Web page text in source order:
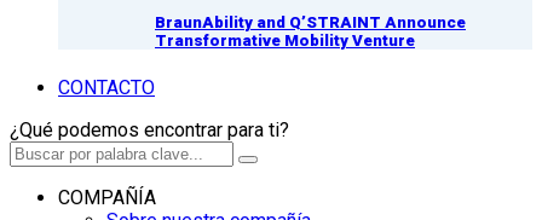
BraunAbility and Q’STRAINT Announce
Transformative Mobility Venture
CONTACTO
¿Qué podemos encontrar para ti?
COMPAÑÍA